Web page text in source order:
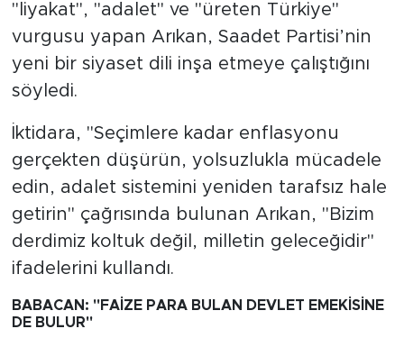
"liyakat", "adalet" ve "üreten Türkiye"
vurgusu yapan Arıkan, Saadet Partisi’nin
yeni bir siyaset dili inşa etmeye çalıştığını
söyledi.
İktidara, "Seçimlere kadar enflasyonu
gerçekten düşürün, yolsuzlukla mücadele
edin, adalet sistemini yeniden tarafsız hale
getirin" çağrısında bulunan Arıkan, "Bizim
derdimiz koltuk değil, milletin geleceğidir"
ifadelerini kullandı.
BABACAN: "FAİZE PARA BULAN DEVLET EMEKİSİNE
DE BULUR"